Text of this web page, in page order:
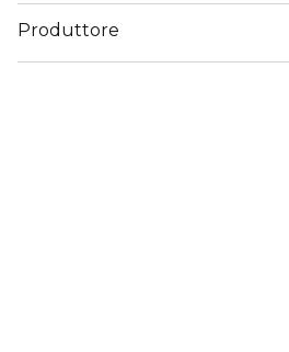
Produttore